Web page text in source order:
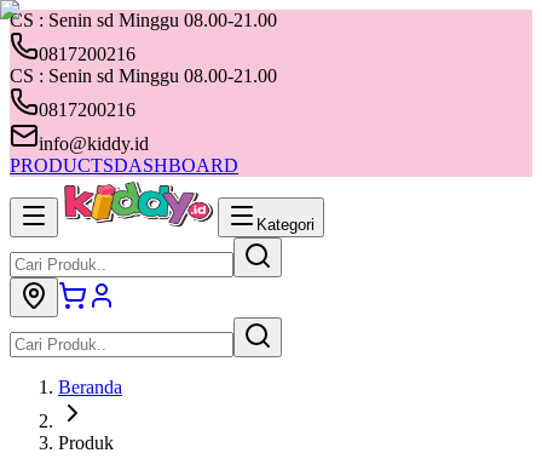
CS : Senin sd Minggu 08.00-21.00
0817200216
CS : Senin sd Minggu 08.00-21.00
0817200216
info@kiddy.id
PRODUCTSDASHBOARD
Kategori
Beranda
Produk